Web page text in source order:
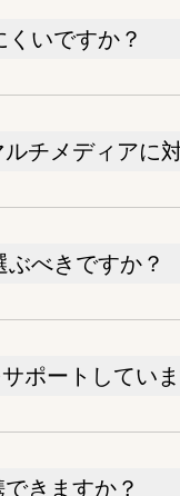
いですか？
チメディアに
べきですか？
ポートしてい
きますか？